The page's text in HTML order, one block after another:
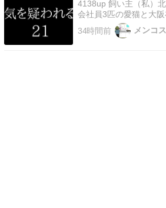
4138up 飼い主（私）
会社員3匹の愛猫と大
1話はコチラ
34時間前 メンコスケダ